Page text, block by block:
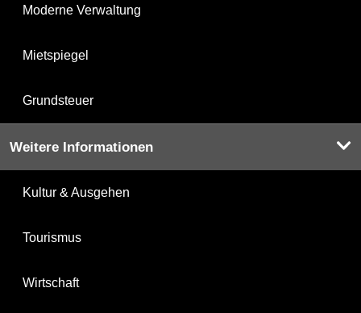
Moderne Verwaltung
Mietspiegel
Grundsteuer
Weitere Informationen
Kultur & Ausgehen
Tourismus
Wirtschaft